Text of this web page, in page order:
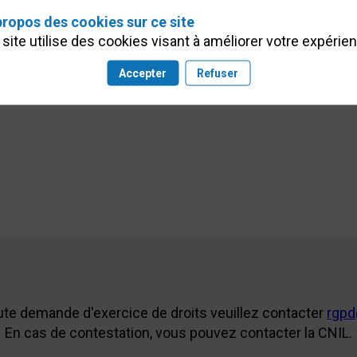
demande d'exercice de droits veuillez contacter
En cas de contestation, vous pouvez contacter la CNIL.
des cookies sur ce site
site utilise des cookies visant à améliorer votre
Accepter Refuser